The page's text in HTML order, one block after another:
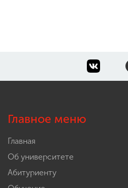
Главное меню
Главная
Об университете
Абитуриенту